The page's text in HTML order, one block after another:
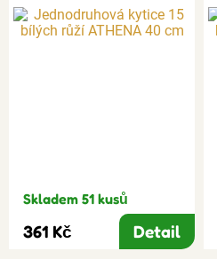
Skladem 51 kusů
361 Kč Detail